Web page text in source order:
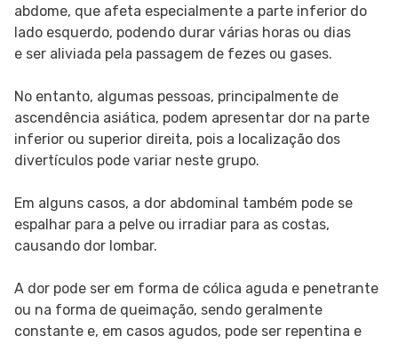
abdome, que afeta especialmente a parte inferior do
lado esquerdo, podendo durar várias horas ou dias
e ser aliviada pela passagem de fezes ou gases.
No entanto, algumas pessoas, principalmente de
ascendência asiática, podem apresentar dor na parte
inferior ou superior direita, pois a localização dos
divertículos pode variar neste grupo.
Em alguns casos, a dor abdominal também pode se
espalhar para a pelve ou irradiar para as costas,
causando dor lombar.
A dor pode ser em forma de cólica aguda e penetrante
ou na forma de queimação, sendo geralmente
constante e, em casos agudos, pode ser repentina e